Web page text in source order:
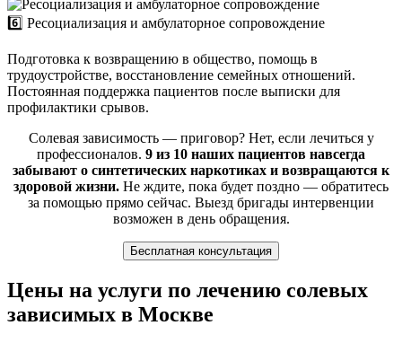
6️⃣ Ресоциализация и амбулаторное сопровождение
Подготовка к возвращению в общество, помощь в
трудоустройстве, восстановление семейных отношений.
Постоянная поддержка пациентов после выписки для
профилактики срывов.
Солевая зависимость — приговор? Нет, если лечиться у
профессионалов. 9 из 10 наших пациентов навсегда
забывают о синтетических наркотиках и возвращаются к
здоровой жизни. Не ждите, пока будет поздно — обратитесь
за помощью прямо сейчас. Выезд бригады интервенции
возможен в день обращения.
Бесплатная консультация
Цены на услуги по лечению солевых
зависимых в Москве